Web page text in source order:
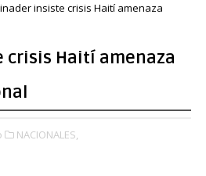
insiste crisis Haití amenaza
crisis Haití amenaza
NACIONALES,